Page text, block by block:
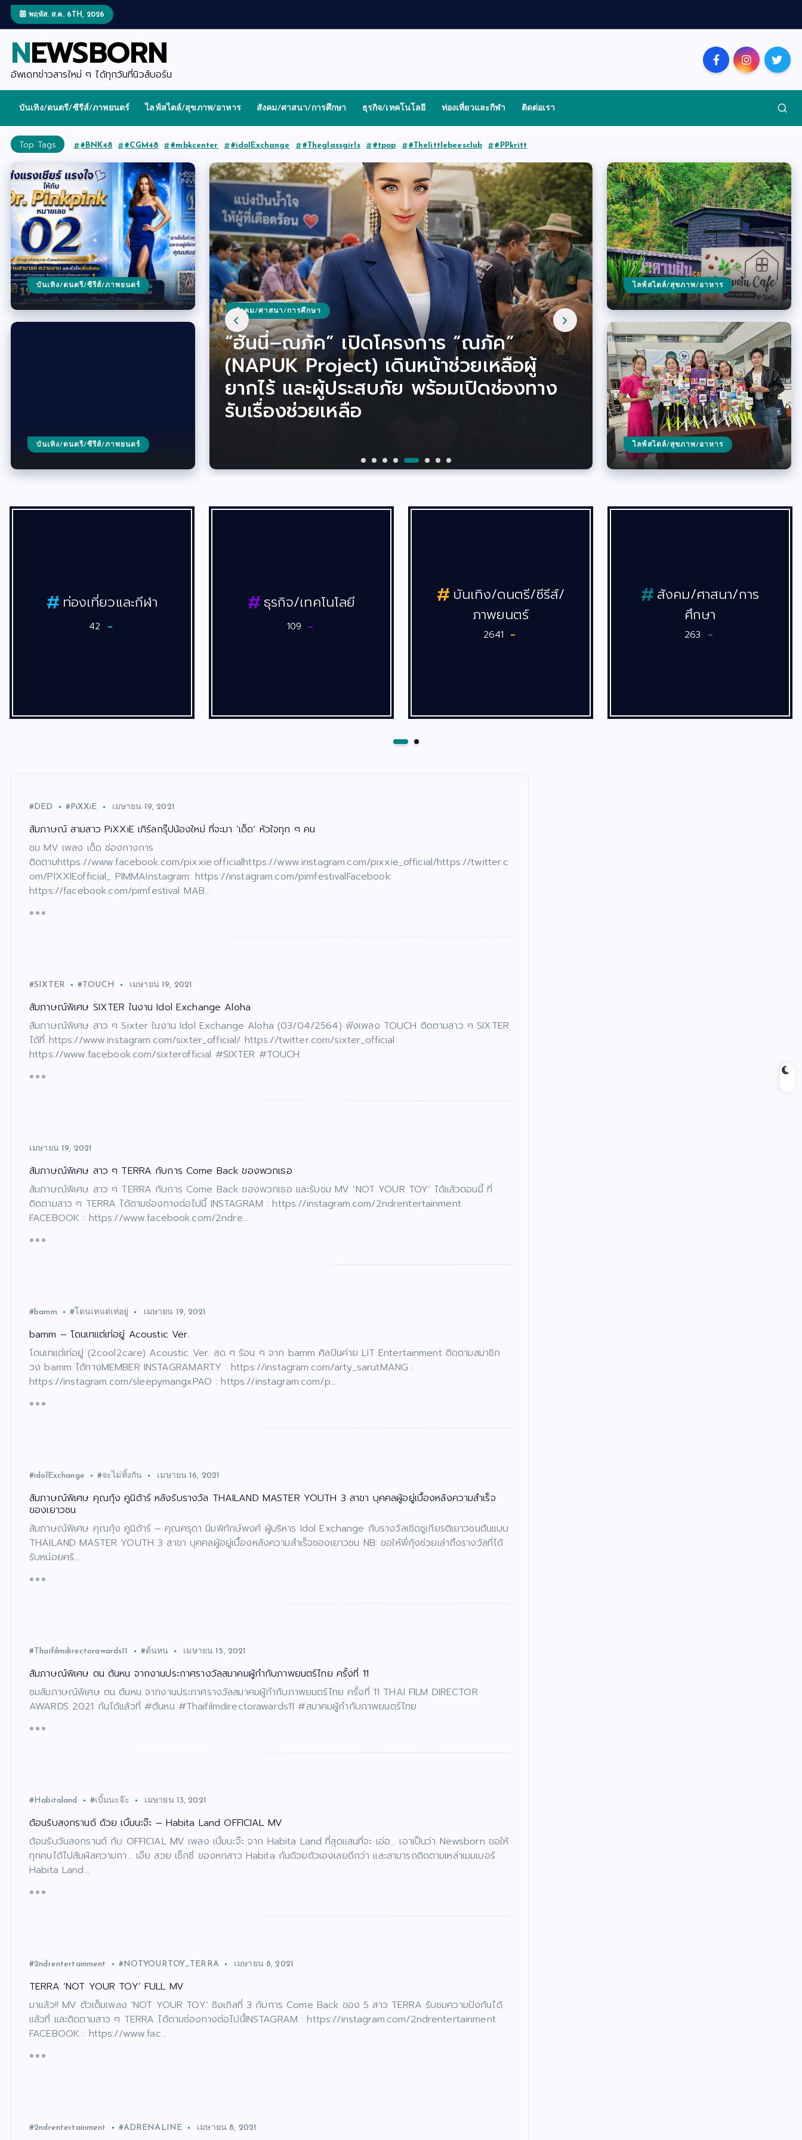
t
พฤหัส. ส.ค. 6TH, 2026
NEWSBORN
อัพเดทข่าวสารใหม่ ๆ ได้ทุกวันที่นิวส์บอร์น
บันเทิง/ดนตรี/ซีรีส์/ภาพยนตร์ ไลฟ์สไตล์/สุขภาพ/อาหาร สังคม/ศาสนา/การศึกษา ธุรกิจ/เทคโนโลยี ท่องเที่ยวและกีฬา ติดต่อเรา
Top Tags #BNK48 #CGM48 #mbkcenter #idolExchange #Theglassgirls #tpop #Thelittlebeesclub #PPkritt
บันเทิง/ดนตรี/ซีรีส์/ภาพยนตร์
บันเทิง/ดนตรี/ซีรีส์/ภาพยนตร์
บันเทิง/ดนตรี/ซีรีส์/ภาพยนตร์
ทำถึงมาก!!! กรรมการเทใจให้ “ดร.ปิ๊งปิ๊ง”
รอบห้องดำ ตอบคำถามเฉียบ ภาษาอังกฤษ
เป๊ะ วิสัยทัศน์โดนสุด!!!
บันเทิง/ดนตรี/ซีรีส์/ภาพยนตร์
แรงด้วยคำสาบาน…หลอนด้วยแรงอาฆาต!
“เรื่องเล่าอาจารย์ยอด” ตอน “ทวงสาบาน
ตาย” เสาร์นี้ที่ช่อง 7HD
บันเทิง/ดนตรี/ซีรีส์/ภาพยนตร์
แรงไม่หยุด! “เรื่องเล่าอาจารย์ยอด” ตอน
“นางฟ้าปากจัด” ฟาดเรตติ้งเดือด กระแทก
ใจคนดูทั่วประเทศ พุ่งแรงถึง 4.5
บันเทิง/ดนตรี/ซีรีส์/ภาพยนตร์
“บอย เจตนิพัทธ์” เปิดม่านเฟ้นหาดาวดวง
ใหม่! ซีรีส์ฟอร์มยักษ์ “โจงแดง” ค้นหานัก
แสดงมากความสามารถ พร้อมคณะ
กรรมการระดับประเทศร่วมตัดสิน
สังคม/ศาสนา/การศึกษา
“ฮันนี่–ณภัค” เปิดโครงการ “ณภัค”
(NAPUK Project) เดินหน้าช่วยเหลือผู้
ยากไร้ และผู้ประสบภัย พร้อมเปิดช่องทาง
รับเรื่องช่วยเหลือ
บันเทิง/ดนตรี/ซีรีส์/ภาพยนตร์
เปิดใจ “โอปอ มิตรชัย” นางเอกน้องใหม่
ประเดิมสนามจริงครั้งแรกใน “เรื่องเล่า
อาจารย์ยอด” ตอน นางฟ้าปากจัด
ท่องเที่ยวและกีฬา
ขอเชิญร่วมมหาพิธีศักดิ์สิทธิ์แห่งปี! ร่วม
อธิษฐานจิตรับสิริมงคล ในพิธีมหาพุทธ
าภิเษกปลุกเสกวัตถุมงคล “รุ่นเสน่หาพา
รวย”
บันเทิง/ดนตรี/ซีรีส์/ภาพยนตร์
“ปริศนาใต้เงาจันทร์” Ep 26-36 เข้มข้นทุก
ปม! “สไปร์ท-บูม” หัวใจเริ่มเต้นแรง!!
ไลฟ์สไตล์/สุขภาพ/อาหาร
ไลฟ์สไตล์/สุขภาพ/อาหาร
ธุรกิจ/เทคโนโลยี
บันเทิง/ดนตรี/ซีรีส์/
สังคม/ศาสนา/การ
ไลฟ์สไตล์
#DED #PiXXiE​ เมษายน 19, 2021
สัมภาษณ์ สามสาว PiXXiE เกิร์ลกรุ๊ปน้องใหม่ ที่จะมา ‘เด็ด’ หัวใจทุก ๆ คน
ชม MV เพลง เด็ด ช่องทางการ
ติดตามhttps://www.facebook.com/pixxie.officialhttps://www.instagram.com/pixxie_official/https://twitter.c
om/PIXXIEofficial_ PIMMAInstagram: https://instagram.com/pimfestivalFacebook:
https://facebook.com/pimfestival MAB…
#SIXTER #TOUCH เมษายน 19, 2021
สัมภาษณ์พิเศษ SIXTER ในงาน Idol Exchange Aloha
สัมภาษณ์พิเศษ สาว ๆ Sixter ในงาน Idol Exchange Aloha (03/04/2564) ฟังเพลง TOUCH ติดตามสาว ๆ SIXTER
ได้ที่ https://www.instagram.com/sixter_official/ https://twitter.com/sixter_official
https://www.facebook.com/sixterofficial #SIXTER #TOUCH
เมษายน 19, 2021
สัมภาษณ์พิเศษ สาว ๆ TERRA กับการ Come Back ของพวกเธอ
สัมภาษณ์พิเศษ สาว ๆ TERRA กับการ Come Back ของพวกเธอ และรับชม MV ‘NOT YOUR TOY’ ได้แล้วตอนนี้ ที่
ติดตามสาว ๆ TERRA ได้ตามช่องทางต่อไปนี้ INSTAGRAM : https://instagram.com/2ndrentertainment​​
FACEBOOK : https://www.facebook.com/2ndre…
#bamm #โดนเทแต่เท่อยู่​ เมษายน 19, 2021
bamm – โดนเทแต่เท่อยู่ Acoustic Ver.
โดนเทแต่เท่อยู่ (2cool2care) Acoustic Ver. สด ๆ ร้อน ๆ จาก bamm ศิลปินค่าย LIT Entertainment ติดตามสมาชิก
วง bamm ได้ทางMEMBER INSTAGRAMARTY : https://instagram.com/arty_sarut​MANG :
https://instagram.com/sleepymangx​PAO : https://instagram.com/p…
#idolExchange #จะไม่ทิ้งกัน เมษายน 16, 2021
สัมภาษณ์พิเศษ คุณกุ้ง คูนิต้าร์ หลังรับรางวัล THAILAND MASTER YOUTH 3 สาขา บุคคลผู้อยู่เบื้องหลังความสำเร็จ
ของเยาวชน
สัมภาษณ์พิเศษ คุณกุ้ง คูนิต้าร์ – คุณศรุดา นิ่มพิทักษ์พงศ์ ผู้บริหาร Idol Exchange กับรางวัลเชิดชูเกียรติเยาวชนต้นแบบ
THAILAND MASTER YOUTH 3 สาขา บุคคลผู้อยู่เบื้องหลังความสำเร็จของเยาวชน NB: ขอให้พี่กุ้งช่วยเล่าถึงรางวัลที่ได้
รับหน่อยครั…
#Thaifilmdirectorawards11 #ต้นหน เมษายน 15, 2021
สัมภาษณ์พิเศษ ตน ต้นหน จากงานประกาศรางวัลสมาคมผู้กำกับภาพยนตร์ไทย ครั้งที่ 11
ชมสัมภาษณ์พิเศษ ตน ต้นหน จากงานประกาศรางวัลสมาคมผู้กำกับภาพยนตร์ไทย ครั้งที่ 11 THAI FILM DIRECTOR
AWARDS 2021 กันได้แล้วที่ #ต้นหน #Thaifilmdirectorawards11 #สมาคมผู้กำกับภาพยนตร์ไทย
#Habitaland #เบิ้มนะจ๊ะ เมษายน 13, 2021
ต้อนรับสงกรานต์ ด้วย เบิ้มนะจ๊ะ – Habita Land OFFICIAL MV
ต้อนรับวันสงกรานต์ กับ OFFICIAL MV เพลง เบิ้มนะจ๊ะ จาก Habita Land ที่สุดแสนที่จะ เอ่อ… เอาเป็นว่า Newsborn ขอให้
ทุกคนได้ไปสัมผัสความกา… เอ๊ย สวย เซ็กซี่ ของหกสาว Habita กันด้วยตัวเองเลยดีกว่า และสามารถติดตามเหล่าเมมเบอร์
Habita Land…
#2ndrentertainment #NOTYOURTOY_TERRA เมษายน 8, 2021
TERRA ‘NOT YOUR TOY’ FULL MV
มาแล้ว!! MV ตัวเต็มเพลง ‘NOT YOUR TOY’ ซิงเกิลที่ 3 กับการ Come Back ของ 5 สาว TERRA รับชมความปังกันได้
แล้วที่ และติดตามสาว ๆ TERRA ได้ตามช่องทางต่อไปนี้INSTAGRAM : https://instagram.com/2ndrentertainment​​
FACEBOOK : https://www.fac…
#2ndrentertainment #ADRENALINE เมษายน 8, 2021